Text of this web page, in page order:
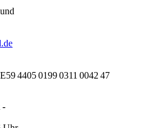
4405 0199 0311 0042 47
-